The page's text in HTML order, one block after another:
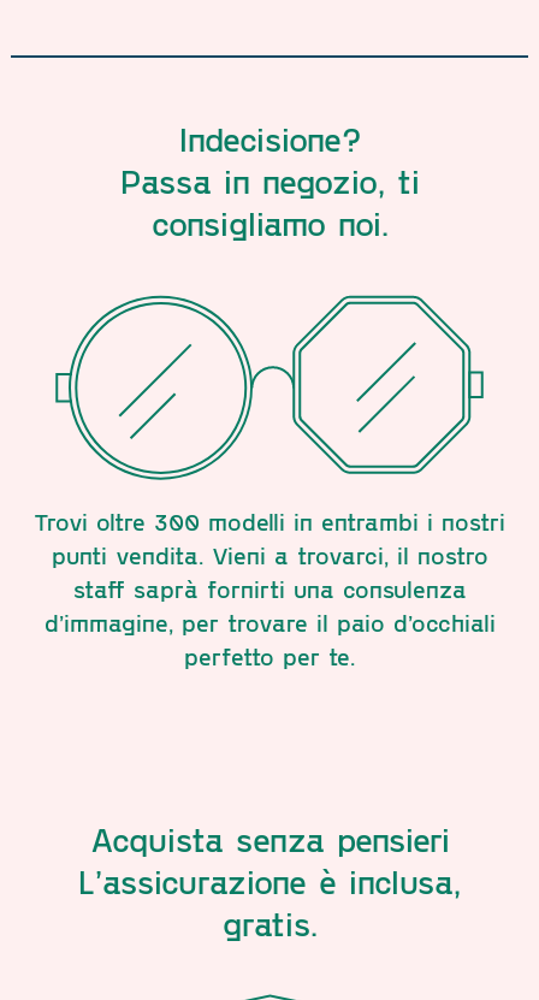
Indecisione?
Passa in negozio, ti
consigliamo noi.
Trovi oltre 300 modelli in entrambi i nostri
punti vendita. Vieni a trovarci, il nostro
staff saprà fornirti una consulenza
d’immagine, per trovare il paio d’occhiali
perfetto per te.
Acquista senza pensieri
L’assicurazione è inclusa,
gratis.